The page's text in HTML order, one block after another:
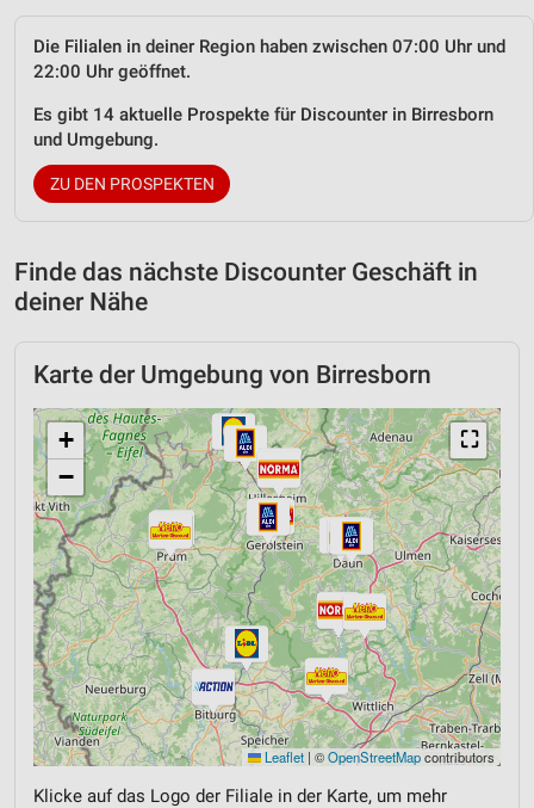
Die Filialen in deiner Region haben zwischen 07:00 Uhr und
22:00 Uhr geöffnet.
Es gibt 14 aktuelle Prospekte für Discounter in Birresborn
und Umgebung.
ZU DEN PROSPEKTEN
Finde das nächste Discounter Geschäft in
deiner Nähe
Karte der Umgebung von Birresborn
⛶
+
−
Leaflet | ©OpenStreetMapcontributors
Klicke auf das Logo der Filiale in der Karte, um mehr